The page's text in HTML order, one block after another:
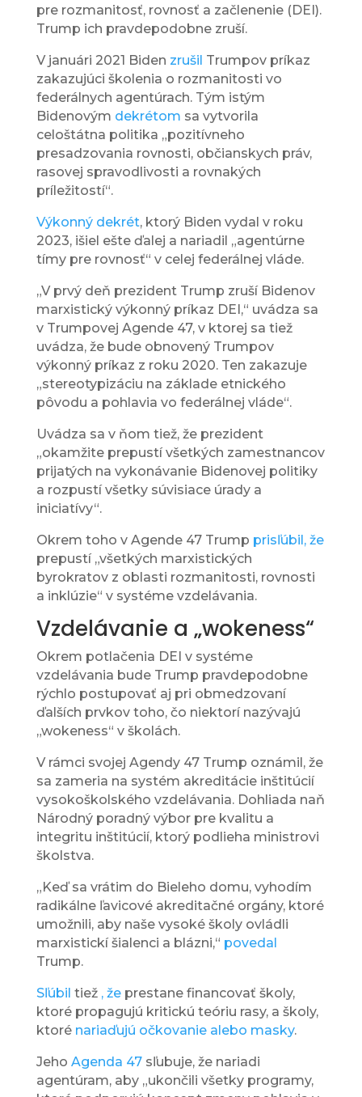
pre rozmanitosť, rovnosť a začlenenie (DEI).
Trump ich pravdepodobne zruší.
V januári 2021 Biden zrušil Trumpov príkaz
zakazujúci školenia o rozmanitosti vo
federálnych agentúrach. Tým istým
Bidenovým dekrétom sa vytvorila
celoštátna politika „pozitívneho
presadzovania rovnosti, občianskych práv,
rasovej spravodlivosti a rovnakých
príležitostí“.
Výkonný dekrét, ktorý Biden vydal v roku
2023, išiel ešte ďalej a nariadil „agentúrne
tímy pre rovnosť“ v celej federálnej vláde.
„V prvý deň prezident Trump zruší Bidenov
marxistický výkonný príkaz DEI,“ uvádza sa
v Trumpovej Agende 47, v ktorej sa tiež
uvádza, že bude obnovený Trumpov
výkonný príkaz z roku 2020. Ten zakazuje
„stereotypizáciu na základe etnického
pôvodu a pohlavia vo federálnej vláde“.
Uvádza sa v ňom tiež, že prezident
„okamžite prepustí všetkých zamestnancov
prijatých na vykonávanie Bidenovej politiky
a rozpustí všetky súvisiace úrady a
iniciatívy“.
Okrem toho v Agende 47 Trump prisľúbil, že
prepustí „všetkých marxistických
byrokratov z oblasti rozmanitosti, rovnosti
a inklúzie“ v systéme vzdelávania.
Vzdelávanie a „wokeness“
Okrem potlačenia DEI v systéme
vzdelávania bude Trump pravdepodobne
rýchlo postupovať aj pri obmedzovaní
ďalších prvkov toho, čo niektorí nazývajú
„wokeness“ v školách.
V rámci svojej Agendy 47 Trump oznámil, že
sa zameria na systém akreditácie inštitúcií
vysokoškolského vzdelávania. Dohliada naň
Národný poradný výbor pre kvalitu a
integritu inštitúcií, ktorý podlieha ministrovi
školstva.
„Keď sa vrátim do Bieleho domu, vyhodím
radikálne ľavicové akreditačné orgány, ktoré
umožnili, aby naše vysoké školy ovládli
marxistickí šialenci a blázni,“ povedal
Trump.
Sľúbil tiež , žeprestane financovať školy,
ktoré propagujú kritickú teóriu rasy, a školy,
ktoré nariaďujú očkovanie alebo masky.
Jeho Agenda 47sľubuje, že nariadi
agentúram, aby „ukončili všetky programy,